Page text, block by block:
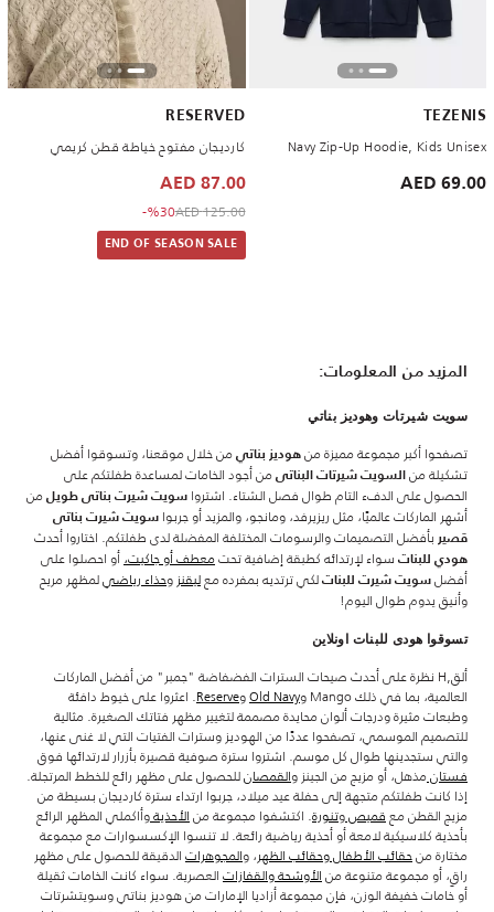
TEZENIS
Navy Zip-Up Hoodie, Kids Unisex
69.00 AED
RESERVED
كارديجان مفتوح خياطة قطن كريمي
87.00 AED
Price reduced from
125.00 AED
to 87.00 AED
%30-
END OF SEASON SALE
المزيد من المعلومات:
سويت شيرتات وهوديز بناتي
تصفحوا أكبر مجموعة مميزة من هوديز بناتي من خلال موقعنا، وتسوقوا أفضل
تشكيلة من
السويت شيرتات البناتى من أجود الخامات لمساعدة طفلتكم على
الحصول على الدفء التام طوال فصل الشتاء. اشتروا سويت شيرت بناتى طويل من
أشهر الماركات عالميًا، مثل ريزيرفد، ومانجو، والمزيد أو جربوا سويت شيرت بناتى
قصير بأفضل التصميمات والرسومات المختلفة المفضلة لدى طفلتكم. اختاروا أحدث
هودي للبنات سواء لإرتدائه كطبقة إضافية تحتمعطف أو جاكيت، أو احصلوا على
أفضل سويت شيرت للبنات لكي ترتديه بمفرده معليقنز وحذاء رياضيلمظهر مريح
وأنيق يدوم طوال اليوم!
تسوقوا هودى للبنات اونلاين
ألق,h نظرة على أحدث صيحات السترات الفضفاضة "جمبر" من أفضل الماركات
العالمية، بما في ذلك Mango و
Old NavyوReserve. اعثروا على خيوط دافئة
وطبعات مثيرة ودرجات ألوان محايدة مصممة لتغيير مظهر فتاتك الصغيرة. مثالية
للتصميم الموسمي، تصفحوا عددًا من الهوديز وسترات الفتيات التي لا غنى عنها،
والتي ستجدينها طوال كل موسم. اشتروا سترة صوفية قصيرة بأزرار لارتدائها فوق
فستانمذهل، أو مزيج من الجينز والقمصانللحصول على مظهر رائع للخطط المرتجلة.
إذا كانت طفلتكم متجهة إلى حفلة عيد ميلاد، جربوا ارتداء سترة كارديجان بسيطة من
مزيج القطن مع قميصوتنورة. اكتشفوا مجموعة من الأحذيةوأاكملي المظهر الرائع
بأحذية كلاسيكية لامعة أو أحذية رياضية رائعة. لا تنسوا الإكسسوارات مع مجموعة
مختارة منحقائب الأطفال وحقائب الظهر، والمجوهرات الدقيقة للحصول على مظهر
راقٍ، أو مجموعة متنوعة من الأوشحة والقفازات العصرية. سواء كانت الخامات ثقيلة
أو خامات خفيفة الوزن، فإن مجموعة أزاديا الإمارات من هوديز بناتي وسويتشرتات